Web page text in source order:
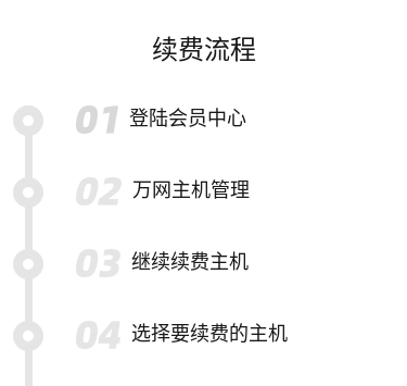
续费流程
登陆会员中心
万网主机管理
继续续费主机
选择要续费的主机